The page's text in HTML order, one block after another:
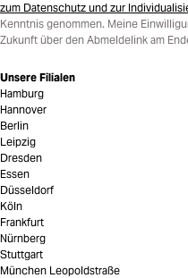
zum Datenschutz und zur
Kenntnis genommen. Meine
Zukunft über den Abmeldelink am
Unsere Filialen
Hamburg
Hannover
Berlin
Leipzig
Dresden
Essen
Düsseldorf
Köln
Frankfurt
Nürnberg
Stuttgart
München Leopoldstraße